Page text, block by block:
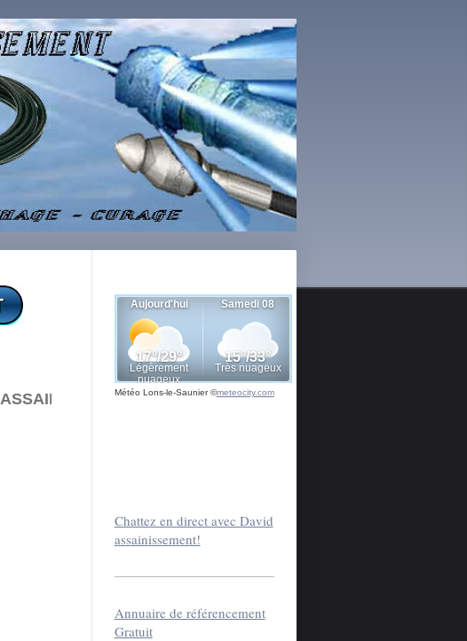
--->appelez nous,
Météo Lons-le-Saunier©meteocity.com
Chattez en direct avec David
assainissement!
Annuaire de référencement
Gratuit